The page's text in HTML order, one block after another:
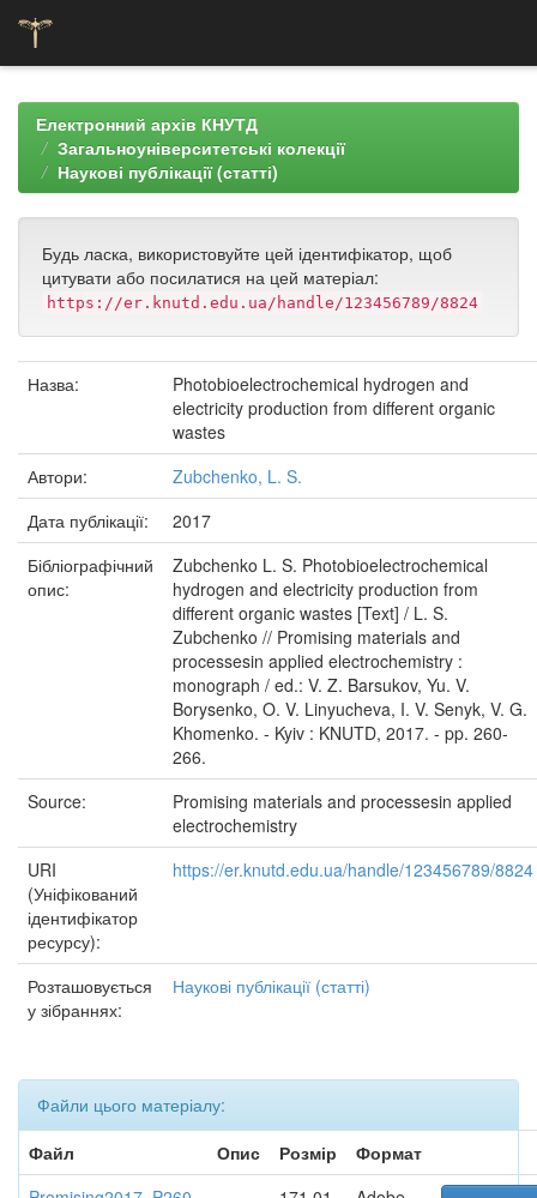
navigationЕлектронний архів КНУТД
Загальноуніверситетські колекції
Наукові публікації (статті)
Будь ласка, використовуйте цей ідентифікатор, щоб
цитувати або посилатися на цей матеріал:
https://er.knutd.edu.ua/handle/123456789/8824
Назва:
Photobioelectrochemical hydrogen and
electricity production from different organic
wastes
Автори:
Zubchenko, L. S.
Дата публікації:
2017
Бібліографічний
опис:
Zubchenko L. S. Photobioelectrochemical
hydrogen and electricity production from
different organic wastes [Text] / L. S.
Zubchenko // Promising materials and
processesin applied electrochemistry :
monograph / ed.: V. Z. Barsukov, Yu. V.
Borysenko, O. V. Linyucheva, I. V. Senyk, V. G.
Khomenko. - Kyiv : KNUTD, 2017. - pp. 260-
266.
Source:
Promising materials and processesin applied
electrochemistry
URI
(Уніфікований
ідентифікатор
ресурсу):
https://er.knutd.edu.ua/handle/123456789/8824
Розташовується
у зібраннях:
Наукові публікації (статті)
Файли цього матеріалу:
Файл
Опис Розмір
Формат